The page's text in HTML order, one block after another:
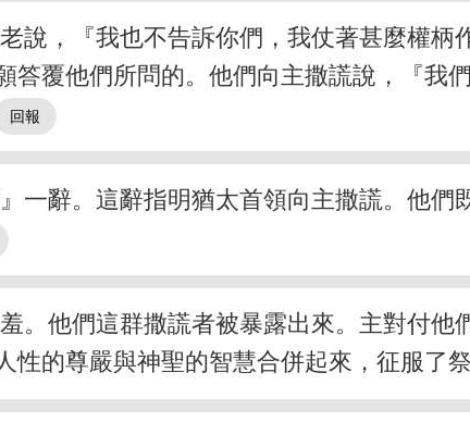
說，『我也不告訴你們，我仗著甚麼權柄
答覆他們所問的。他們向主撒謊說，『我
一辭。這辭指明猶太首領向主撒謊。他
。他們這群撒謊者被暴露出來。主對付
的尊嚴與神聖的智慧合併起來，征服了